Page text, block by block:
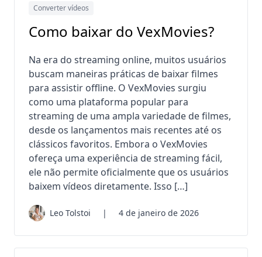
Converter vídeos
Como baixar do VexMovies?
Na era do streaming online, muitos usuários
buscam maneiras práticas de baixar filmes
para assistir offline. O VexMovies surgiu
como uma plataforma popular para
streaming de uma ampla variedade de filmes,
desde os lançamentos mais recentes até os
clássicos favoritos. Embora o VexMovies
ofereça uma experiência de streaming fácil,
ele não permite oficialmente que os usuários
baixem vídeos diretamente. Isso […]
Leo Tolstoi | 4 de janeiro de 2026